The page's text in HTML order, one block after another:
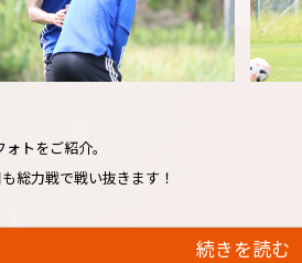
トをご紹介。
総力戦で戦い抜きます！
続きを読む